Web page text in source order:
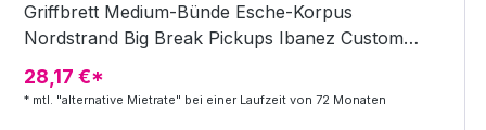
Griffbrett Medium-Bünde Esche-Korpus
Nordstrand Big Break Pickups Ibanez Custom
Electronics 3-Band EQ Accu-Cast B500 Series
Bridge EQ Bypass Schalter Dreiwege
28,17 €*
* mtl. "alternative Mietrate" bei einer Laufzeit von 72 Monaten